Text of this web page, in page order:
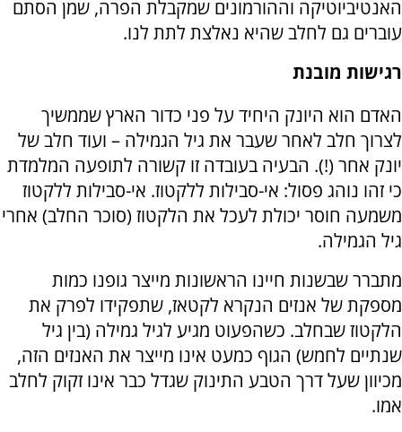
האנטיביוטיקה וההורמונים שמקבלת הפרה, שמן הסתם
עוברים גם לחלב שהיא נאלצת לתת לנו.
רגישות מובנת
האדם הוא היונק היחיד על פני כדור הארץ שממשיך
לצרוך חלב לאחר שעבר את גיל הגמילה – ועוד חלב של
יונק אחר (!). הבעיה בעובדה זו קשורה לתופעה המלמדת
כי זהו נוהג פסול: אי-סבילות ללקטוז. אי-סבילות ללקטוז
משמעה חוסר יכולת לעכל את הלקטוז (סוכר החלב) אחרי
גיל הגמילה.
מתברר שבשנות חיינו הראשונות מייצר גופנו כמות
מספקת של אנזים הנקרא לקטאז, שתפקידו לפרק את
הלקטוז שבחלב. כשהפעוט מגיע לגיל גמילה (בין גיל
שנתיים לחמש) הגוף כמעט אינו מייצר את האנזים הזה,
מכיוון שעל דרך הטבע התינוק שגדל כבר אינו זקוק לחלב
אמו.